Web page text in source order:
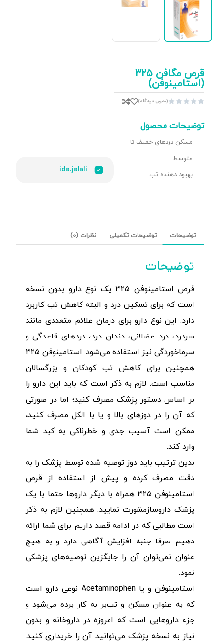
قرص مگافن ۳۲۵
(استامینوفن)




(بدون دیدگاه)
توضیحات محصول
مسکن دردهای خفیف تا
متوسط
بهبود دهنده تب
ida.jalali
توضیحات توضیحات تکمیلی نظرات (0)
توضیحات
قرص استامینوفن 325 یک نوع دارو بدون نسخه
است که برای تسکین درد و البته کاهش تب کاربرد
دارد. این نوع دارو برای درمان علائم متعددی مانند
سردرد، درد عضلانی، دندان درد، دردهای قاعدگی و
سرماخوردگی نیز استفاده می‌شود. استامینوفن ۳۲۵
همچنین برای کاهش تب کودکان و بزرگسالان
مناسب است. لازم به ذکر است که باید این دارو را
بر اساس دستور پزشک مصرف کنید؛ اما در صورتی
که آن را در دوزهای بالا و یا با الکل مصرف کنید،
ممکن است آسیب جدی و خطرناکی به کبد شما
وارد کند.
بدین ترتیب باید دوز توصیه شده توسط پزشک را به
دقت مصرف کرده و پیش از استفاده از قرص
استامینوفن ۳۲۵ همراه با دیگر داروها حتما با یک
پزشک داروسازمشورت نمایید. همچنین لازم به ذکر
است مطالبی که در ادامه قصد داریم برای شما ارائه
دهیم صرفا جنبه افزایش آگاهی دارد و به هیچ
عنوان نمی‌توان آن را جایگزین توصیه‌های پزشکی
نمود.
استامینوفن و یا Acetaminophen نوعی دارو است
که به عنوان مسکن و تب‌بر به کار برده می‌شود و
جزء داروهایی است که امروزه در داروخانه و بدون
نیاز به نسخه پزشک می‌توانید آن را خریداری کنید.